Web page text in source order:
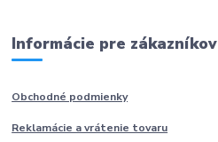
Informácie pre zákazníkov
Obchodné podmienky
Reklamácie a vrátenie tovaru